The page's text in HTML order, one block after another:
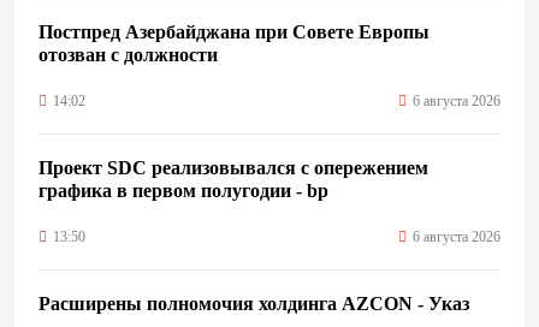
Постпред Азербайджана при Совете Европы
отозван с должности
14:02 6 августа 2026
Проект SDC реализовывался с опережением
графика в первом полугодии - bp
13:50 6 августа 2026
Расширены полномочия холдинга AZCON - Указ